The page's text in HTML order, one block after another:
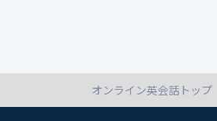
オンライン英会話トップ